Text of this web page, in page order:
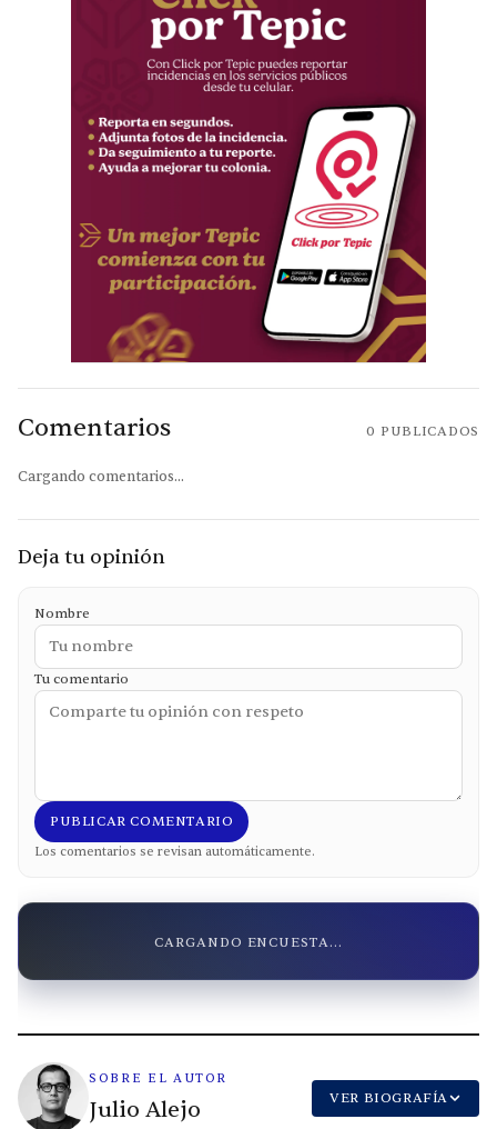
Comentarios 0 PUBLICADOS
Cargando comentarios...
Deja tu opinión
Nombre
Tu comentario
PUBLICAR COMENTARIO
Los comentarios se revisan automáticamente.
CARGANDO ENCUESTA...
SOBRE EL AUTOR
Julio Alejo VER BIOGRAFÍA